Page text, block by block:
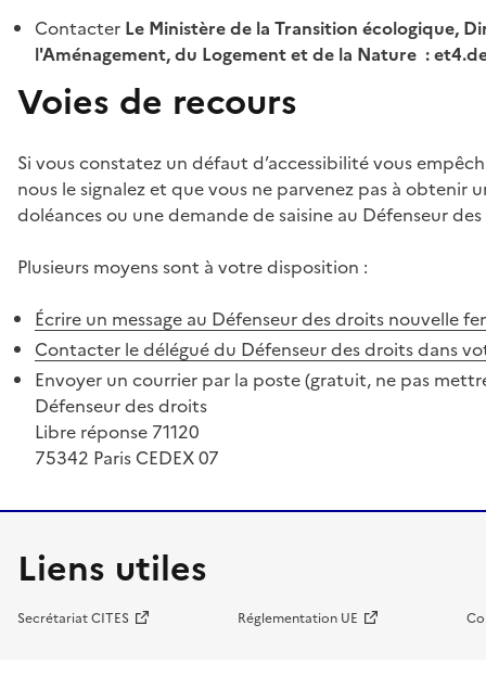
Contacter Le Ministère de la Transition écologique,
l'Aménagement, du Logement et de la Nature :
Voies de recours
Si vous constatez un défaut d’accessibilité vous
nous le signalez et que vous ne parvenez pas à
doléances ou une demande de saisine au Défenseur
Plusieurs moyens sont à votre disposition :
Écrire un message au Défenseur des droits nouvelle
Contacter le délégué du Défenseur des droits dans
Envoyer un courrier par la poste (gratuit, ne pas
Défenseur des droits
Libre réponse 71120
75342 Paris CEDEX 07
Liens utiles
Secrétariat CITES Réglementation UE